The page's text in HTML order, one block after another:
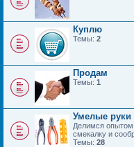
Куплю
Темы: 2
Продам
Темы: 1
Умелые руки
Делимся
смекалку и
Темы: 28